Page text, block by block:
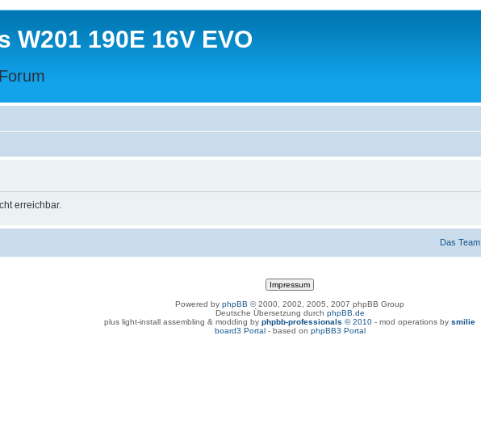
W201 190E 16V EVO
erreichbar.
Das Team
Powered by phpBB © 2000, 2002, 2005, 2007 phpBB Group
Deutsche Übersetzung durch phpBB.de
plus light-install assembling & modding by phpbb-professionals © 2010 - mod operations by smilie
board3 Portal- based on phpBB3 Portal